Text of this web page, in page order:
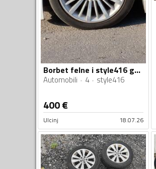
Borbet felne i style416 gume
Automobili 4 style416
400€
Ulcinj 18.07.26